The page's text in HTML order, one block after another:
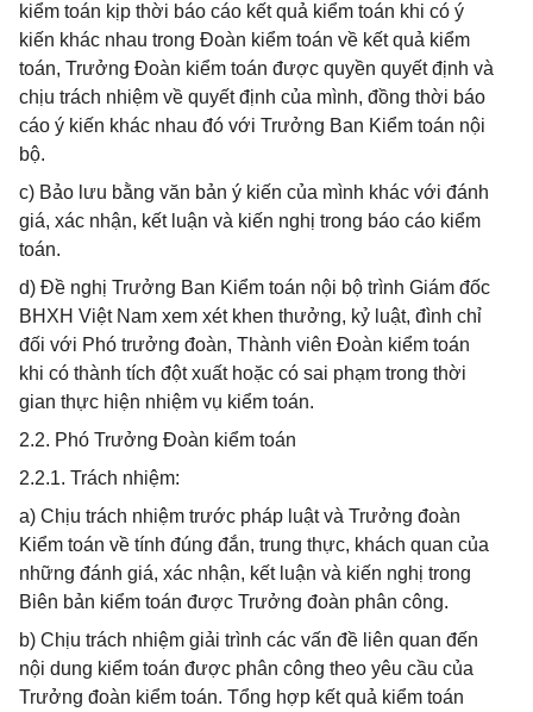
kiểm toán kịp thời báo cáo kết quả kiểm toán khi có ý
kiến khác nhau trong Đoàn kiểm toán về kết quả kiểm
toán, Trưởng Đoàn kiểm toán được quyền quyết định và
chịu trách nhiệm về quyết định của mình, đồng thời báo
cáo ý kiến khác nhau đó với Trưởng Ban Kiểm toán nội
bộ.
c) Bảo lưu bằng văn bản ý kiến của mình khác với đánh
giá, xác nhận, kết luận và kiến nghị trong báo cáo kiểm
toán.
d) Đề nghị Trưởng Ban Kiểm toán nội bộ trình Giám đốc
BHXH Việt Nam xem xét khen thưởng, kỷ luật, đình chỉ
đối với Phó trưởng đoàn, Thành viên Đoàn kiểm toán
khi có thành tích đột xuất hoặc có sai phạm trong thời
gian thực hiện nhiệm vụ kiểm toán.
2.2. Phó Trưởng Đoàn kiểm toán
2.2.1. Trách nhiệm:
a) Chịu trách nhiệm trước pháp luật và Trưởng đoàn
Kiểm toán về tính đúng đắn, trung thực, khách quan của
những đánh giá, xác nhận, kết luận và kiến nghị trong
Biên bản kiểm toán được Trưởng đoàn phân công.
b) Chịu trách nhiệm giải trình các vấn đề liên quan đến
nội dung kiểm toán được phân công theo yêu cầu của
Trưởng đoàn kiểm toán. Tổng hợp kết quả kiểm toán